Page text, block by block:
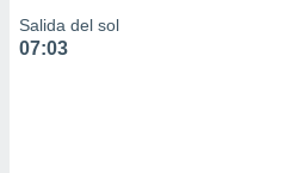
Salida del sol
07:03